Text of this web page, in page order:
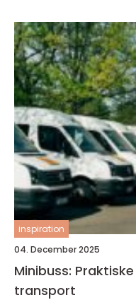
inspiration
04. December 2025
Minibuss:
transport